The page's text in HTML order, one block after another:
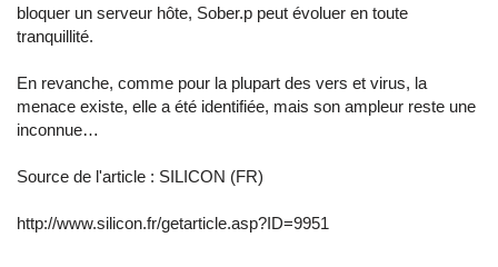
bloquer un serveur hôte, Sober.p peut évoluer en toute
tranquillité.
En revanche, comme pour la plupart des vers et virus, la
menace existe, elle a été identifiée, mais son ampleur reste une
inconnue…
Source de l'article : SILICON (FR)
http://www.silicon.fr/getarticle.asp?ID=9951